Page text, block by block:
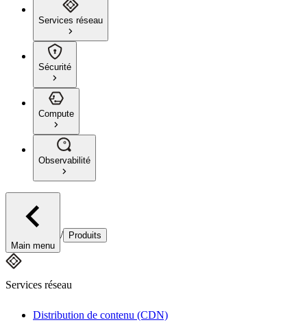
Services réseau
Sécurité
Compute
Observabilité
Main menu
/ Produits
Services réseau
Distribution de contenu (CDN)